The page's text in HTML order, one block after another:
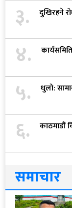
३. दुखिरहने
४.
५. धुलो:
६. काठमाडौं
समाचार